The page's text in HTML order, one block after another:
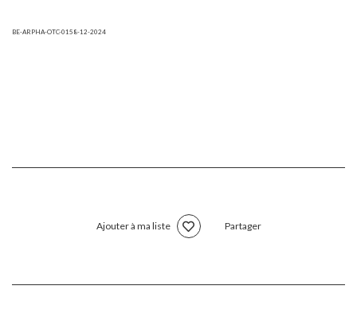
BE-ARPHA-OTC-0158-12-2024
Ajouter à ma liste Partager